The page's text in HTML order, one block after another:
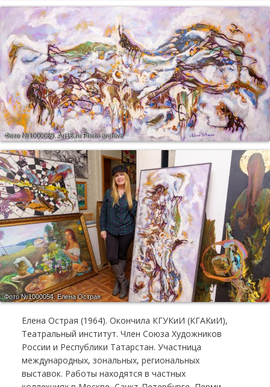
Фото №1000069.Art16.ru Photo archive
Фото №1000054. Елена Острая
Елена Острая (1964). Окончила КГУКиИ (КГАКиИ),
Театральный институт. Член Союза Художников
России и Республики Татарстан. Участница
международных, зональных, региональных
выставок. Работы находятся в частных